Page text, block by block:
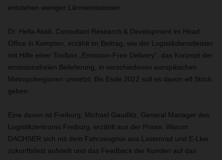
entstehen weniger Lärmemissionen.
Dr. Hella Abidi, Consultant Research & Development im Head
Office in Kempten, erzählt im Beitrag, wie der Logistikdienstleister
mit Hilfe einer Toolbox „Emission-Free Delivery“, das Konzept der
emissionsfreien Belieferung, in verschiedenen europäischen
Metropolregionen umsetzt. Bis Ende 2022 soll es davon elf Stück
geben.
Eine davon ist Freiburg. Michael Gaudlitz, General Manager des
Logistikzentrums Freiburg, erzählt aus der Praxis: Warum
DACHSER sich mit dem Fahrzeugmix aus Lastenrad und E-Lkw
zukunftsfest aufstellt und das Feedback der Kunden auf das